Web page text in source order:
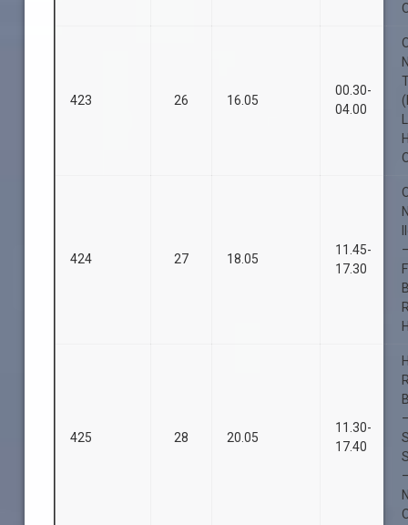
423 26 16.05
00.30-
04.00
424 27 18.05
11.45-
17.30
425 28 20.05
11.30-
17.40